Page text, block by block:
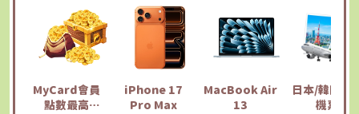
MyCard會員
點數最高
iPhone 17
Pro Max
MacBook Air
13
日本/韓國來
機票